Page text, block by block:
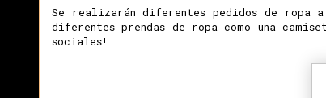
Se realizarán diferentes pedidos de ropa
diferentes prendas de ropa como una
sociales!